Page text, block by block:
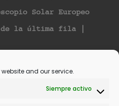
and our service.
Siempre activo
Solar Europeo
de la última fila |
Awards